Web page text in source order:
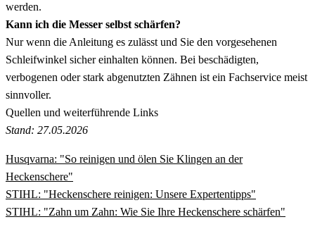
werden.
Kann ich die Messer selbst schärfen?
Nur wenn die Anleitung es zulässt und Sie den vorgesehenen
Schleifwinkel sicher einhalten können. Bei beschädigten,
verbogenen oder stark abgenutzten Zähnen ist ein Fachservice meist
sinnvoller.
Quellen und weiterführende Links
Stand: 27.05.2026
Husqvarna: "So reinigen und ölen Sie Klingen an der
Heckenschere"
STIHL: "Heckenschere reinigen: Unsere Expertentipps"
STIHL: "Zahn um Zahn: Wie Sie Ihre Heckenschere schärfen"